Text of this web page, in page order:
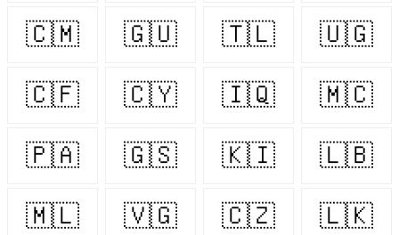
🇨🇲 🇬🇺 🇹🇱 🇺🇬
🇨🇫 🇨🇾 🇮🇶 🇲🇨
🇵🇦 🇬🇸 🇰🇮 🇱🇧
🇲🇱 🇻🇬 🇨🇿 🇱🇰